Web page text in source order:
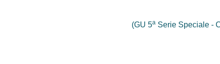
(GU 5a Serie Speciale -